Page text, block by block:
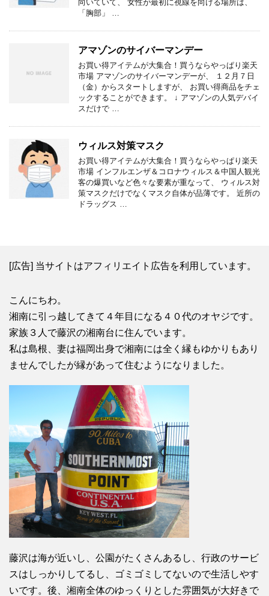
向いていて、 女性が最初に視線を向ける場所は、
「胸部」 …
アマゾンのサイバーマンデー
お買い得アイテムが大集合！買うならやっぱり楽天
市場 アマゾンのサイバーマンデーが、 １２月７日
（金）からスタートしますが、 お買い得商品をチェ
ックすることができます。 ↓ アマゾンの人気デバイ
スだけで …
ウィルス対策マスク
お買い得アイテムが大集合！買うならやっぱり楽天
市場 インフルエンザ＆コロナウィルス＆中国人観光
客の爆買いなど色々な要素が重なって、 ウィルス対
策マスクだけでなくマスク自体が品薄です。 近所の
ドラッグス …
[広告] 当サイトはアフィリエイト広告を利用しています。
こんにちわ。
湘南に引っ越してきて４年目になる４０代のオヤジです。
家族３人で藤沢の湘南台に住んでいます。
私は島根、妻は福岡出身で湘南には全く縁もゆかりもあり
ませんでしたが縁があって住むようになりました。
藤沢は海が近いし、公園がたくさんあるし、行政のサービ
スはしっかりしてるし、ゴミゴミしてないので生活しやす
いです。後、湘南全体のゆっくりとした雰囲気が大好きで